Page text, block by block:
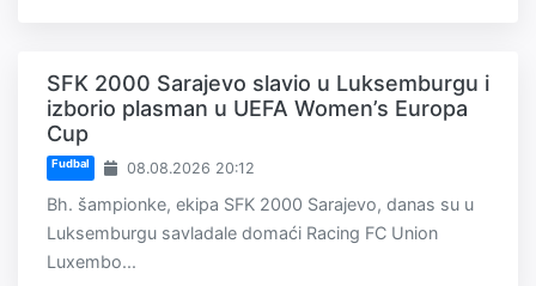
SFK 2000 Sarajevo slavio u Luksemburgu i
izborio plasman u UEFA Women’s Europa
Cup
Fudbal 08.08.2026 20:12
Bh. šampionke, ekipa SFK 2000 Sarajevo, danas su u
Luksemburgu savladale domaći Racing FC Union
Luxembo...